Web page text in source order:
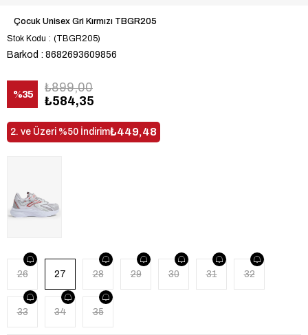
Çocuk Unisex Gri Kırmızı TBGR205
Stok Kodu
(TBGR205)
Barkod : 8682693609856
%35
İndirim
₺899,00
₺584,35
2. ve Üzeri %50 İndirim₺449,48
26 27 28 29 30 31 32
33 34 35